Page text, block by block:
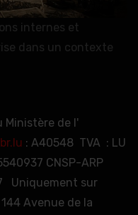
internes et
dans un contexte
de l'
: A40548 TVA : LU
CNSP-ARP
Uniquement sur
Avenue de la